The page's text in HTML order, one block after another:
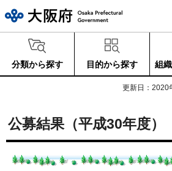
分類から探す 目的から探す 組
更新日：2020
公募結果（平成30年度）